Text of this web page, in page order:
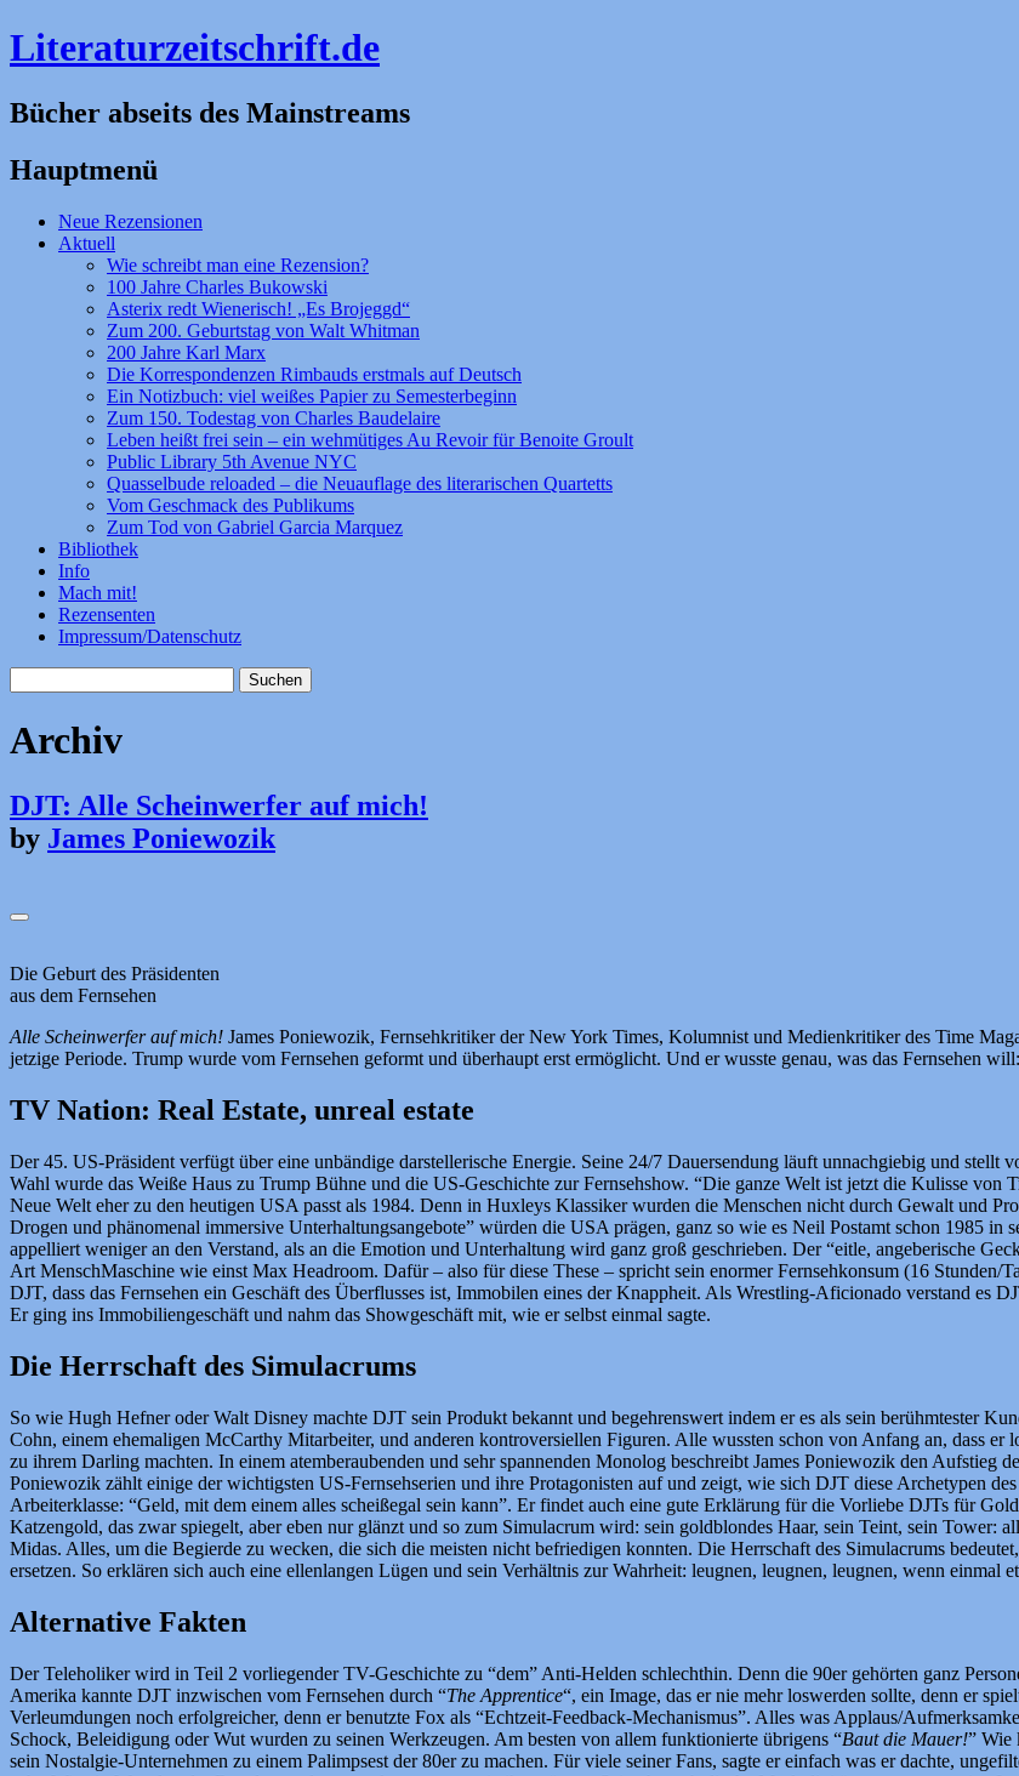
Literaturzeitschrift.de
Bücher abseits des Mainstreams
Hauptmenü
Zum
Inhalt
Neue Rezensionen
Aktuell
Wie schreibt man eine Rezension?
100 Jahre Charles Bukowski
Asterix redt Wienerisch! „Es Brojeggd“
Zum 200. Geburtstag von Walt Whitman
200 Jahre Karl Marx
Die Korrespondenzen Rimbauds erstmals auf Deutsch
Ein Notizbuch: viel weißes Papier zu Semesterbeginn
Zum 150. Todestag von Charles Baudelaire
Leben heißt frei sein – ein wehmütiges Au Revoir für Benoite Groult
Public Library 5th Avenue NYC
Quasselbude reloaded – die Neuauflage des literarischen Quartetts
Vom Geschmack des Publikums
Zum Tod von Gabriel Garcia Marquez
Bibliothek
Info
Mach mit!
Rezensenten
Impressum/Datenschutz
nach:
Archiv
DJT: Alle Scheinwerfer auf mich!
by James Poniewozik
Die Geburt des Präsidenten
aus dem Fernsehen
Alle Scheinwerfer auf mich! James Poniewozik, Fernsehkritiker der New York Times, Kolumnist und Medienkritiker des Time
jetzige Periode. Trump wurde vom Fernsehen geformt und überhaupt erst ermöglicht. Und er wusste genau, was das Fernsehen
TV Nation: Real Estate, unreal estate
Der 45. US-Präsident verfügt über eine unbändige darstellerische Energie. Seine 24/7 Dauersendung läuft unnachgiebig und
Wahl wurde das Weiße Haus zu Trump Bühne und die US-Geschichte zur Fernsehshow. “Die ganze Welt ist jetzt die Kulisse
Neue Welt eher zu den heutigen USA passt als 1984. Denn in Huxleys Klassiker wurden die Menschen nicht durch Gewalt und
Drogen und phänomenal immersive Unterhaltungsangebote” würden die USA prägen, ganz so wie es Neil Postamt schon 1985 in
appelliert weniger an den Verstand, als an die Emotion und Unterhaltung wird ganz groß geschrieben. Der “eitle, angeberische
Art MenschMaschine wie einst Max Headroom. Dafür – also für diese These – spricht sein enormer Fernsehkonsum (16
DJT, dass das Fernsehen ein Geschäft des Überflusses ist, Immobilen eines der Knappheit. Als Wrestling-Aficionado verstand es
Er ging ins Immobiliengeschäft und nahm das Showgeschäft mit, wie er selbst einmal sagte.
Die Herrschaft des Simulacrums
So wie Hugh Hefner oder Walt Disney machte DJT sein Produkt bekannt und begehrenswert indem er es als sein berühmtester
Cohn, einem ehemaligen McCarthy Mitarbeiter, und anderen kontroversiellen Figuren. Alle wussten schon von Anfang an, dass
zu ihrem Darling machten. In einem atemberaubenden und sehr spannenden Monolog beschreibt James Poniewozik den Aufstieg
Poniewozik zählt einige der wichtigsten US-Fernsehserien und ihre Protagonisten auf und zeigt, wie sich DJT diese Archetypen
Arbeiterklasse: “Geld, mit dem einem alles scheißegal sein kann”. Er findet auch eine gute Erklärung für die Vorliebe DJTs für
Katzengold, das zwar spiegelt, aber eben nur glänzt und so zum Simulacrum wird: sein goldblondes Haar, sein Teint, sein Tower:
Midas. Alles, um die Begierde zu wecken, die sich die meisten nicht befriedigen konnten. Die Herrschaft des Simulacrums
ersetzen. So erklären sich auch eine ellenlangen Lügen und sein Verhältnis zur Wahrheit: leugnen, leugnen, leugnen, wenn einmal
Alternative Fakten
Der Teleholiker wird in Teil 2 vorliegender TV-Geschichte zu “dem” Anti-Helden schlechthin. Denn die 90er gehörten ganz
Amerika kannte DJT inzwischen vom Fernsehen durch “The Apprentice“, ein Image, das er nie mehr loswerden sollte, denn er
Verleumdungen noch erfolgreicher, denn er benutzte Fox als “Echtzeit-Feedback-Mechanismus”. Alles was Applaus/
Schock, Beleidigung oder Wut wurden zu seinen Werkzeugen. Am besten von allem funktionierte übrigens “Baut die Mauer!” Wie
sein Nostalgie-Unternehmen zu einem Palimpsest der 80er zu machen. Für viele seiner Fans, sagte er einfach was er dachte,